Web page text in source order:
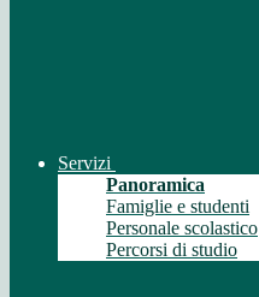
Servizi
Panoramica
Famiglie e studenti
Personale scolastico
Percorsi di studio